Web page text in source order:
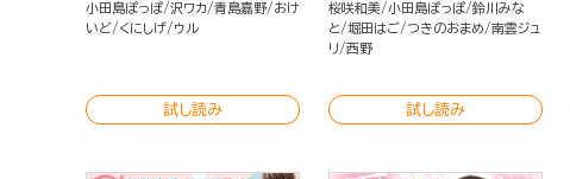
小田島ぽっぽ 沢ワカ 青島嘉野
おけ
いど
くにしげ ウル
試し読み
桜咲和美 小田島ぽっぽ 鈴川みな
と
堀田はご つきのおまめ
南雲ジュ
リ
西野
試し読み